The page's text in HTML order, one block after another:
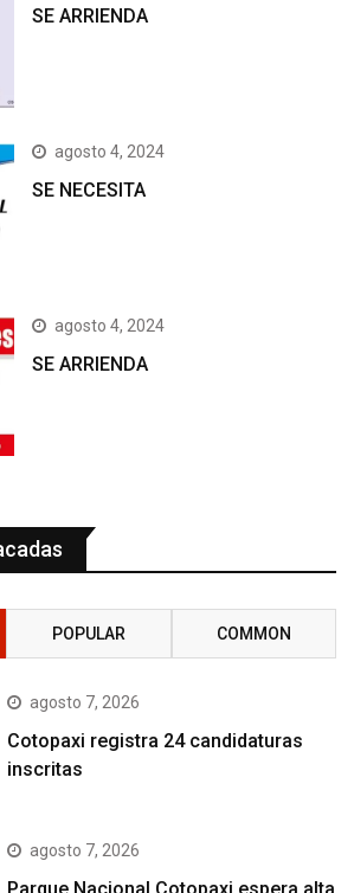
SE ARRIENDA
agosto 4, 2024
SE NECESITA
agosto 4, 2024
SE ARRIENDA
POPULAR COMMON
agosto 7, 2026
Cotopaxi registra 24 candidaturas
inscritas
agosto 7, 2026